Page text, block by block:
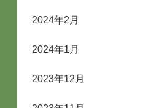
2024年2月
2024年1月
2023年12月